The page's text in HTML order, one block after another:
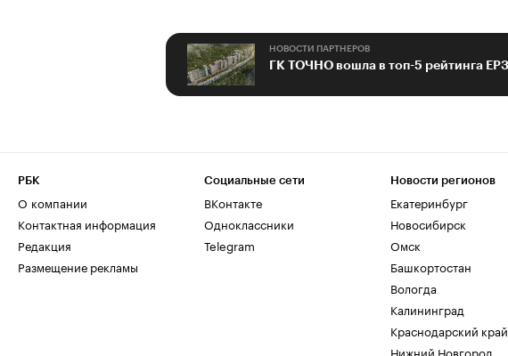
НОВОСТИ ПАРТНЕРОВ
РБК
О компании
Контактная информация
Редакция
Размещение рекламы
Социальные сети
ВКонтакте
Одноклассники
Telegram
Новости регионов
Екатеринбург
Новосибирск
Омск
Башкортостан
Вологда
Калининград
Краснодарский край
Нижний Новгород